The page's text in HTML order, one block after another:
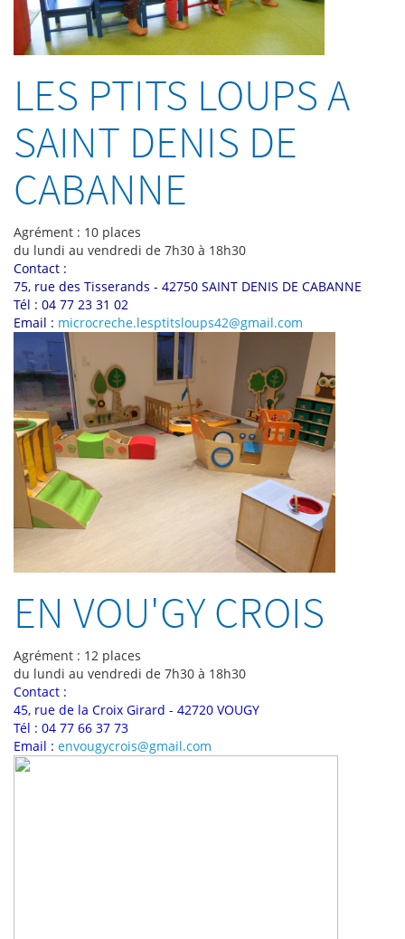
LES PTITS LOUPS A
SAINT DENIS DE
CABANNE
Agrément : 10 places
du lundi au vendredi de 7h30 à 18h30
Contact :
75, rue des Tisserands - 42750 SAINT DENIS DE CABANNE
Tél : 04 77 23 31 02
Email : microcreche.lesptitsloups42@gmail.com
EN VOU'GY CROIS
Agrément : 12 places
du lundi au vendredi de 7h30 à 18h30
Contact :
45, rue de la Croix Girard - 42720 VOUGY
Tél : 04 77 66 37 73
Email : envougycrois@gmail.com